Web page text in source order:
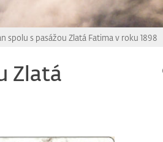
spolu s pasážou Zlatá Fatima v roku 1898
Zlatá